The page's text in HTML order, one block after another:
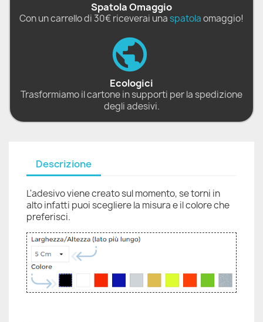
Spatola Omaggio
Con un carrello di 30€ riceverai una spatolaomaggio!
Ecologici
Trasformiamo il cartone in supporti per la spedizione
degli adesivi.
Descrizione
L'adesivo viene creato sul momento, se torni in
alto infatti puoi scegliere la misura e il colore che
preferisci.